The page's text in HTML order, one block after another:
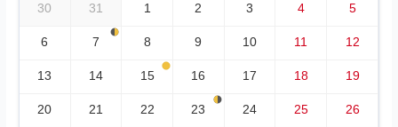
30 31 1 2 3 4 5
6 7 8 9 10 11 12
13 14 15 16 17 18 19
20 21 22 23 24 25 26